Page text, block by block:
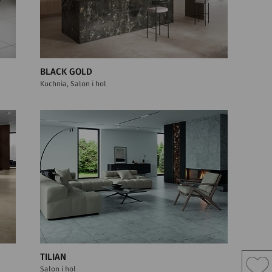
BLACK GOLD
Kuchnia, Salon i hol
TILIAN
Salon i hol